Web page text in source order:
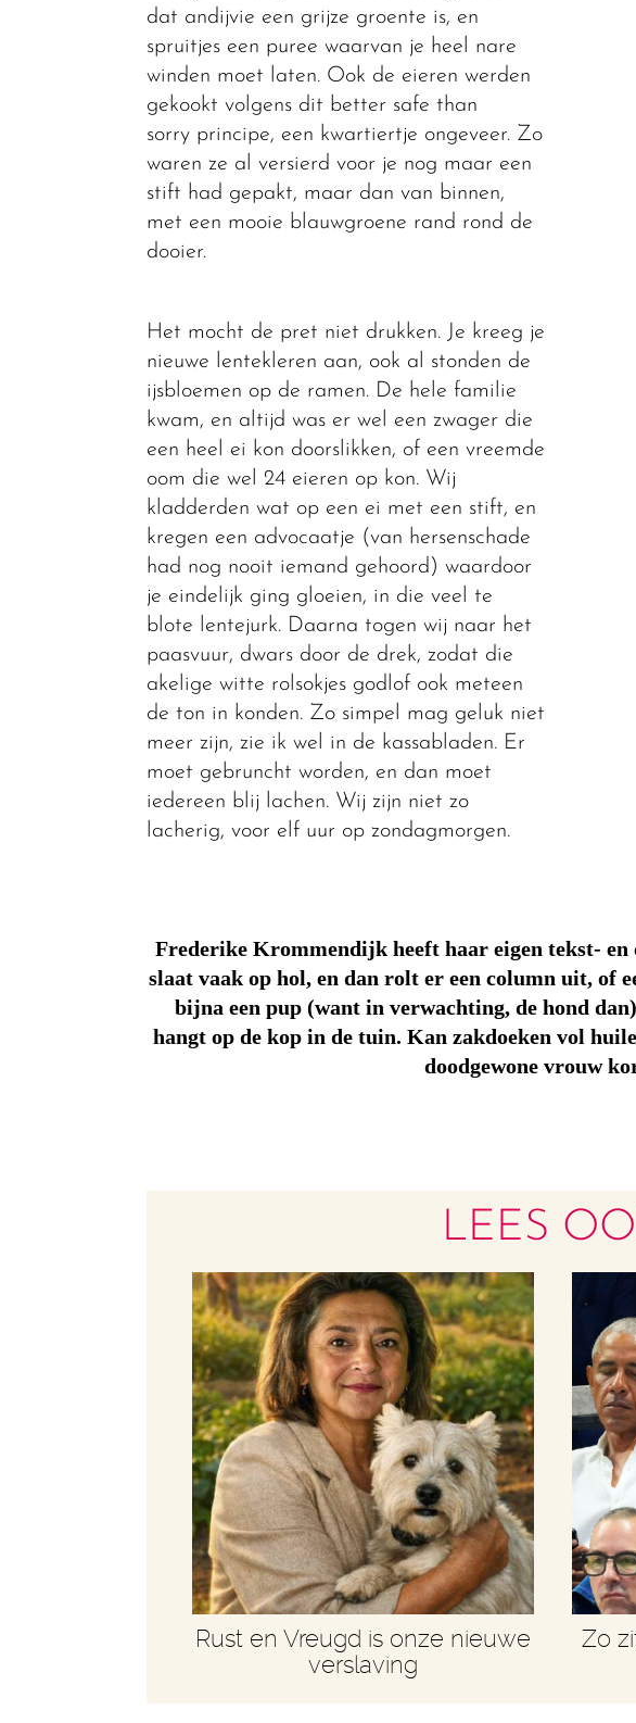
dat andijvie een grijze groente is, en
spruitjes een puree waarvan je heel nare
winden moet laten. Ook de eieren werden
gekookt volgens dit better safe than
sorry principe, een kwartiertje ongeveer. Zo
waren ze al versierd voor je nog maar een
stift had gepakt, maar dan van binnen,
met een mooie blauwgroene rand rond de
dooier.
Het mocht de pret niet drukken. Je kreeg je
nieuwe lentekleren aan, ook al stonden de
ijsbloemen op de ramen. De hele familie
kwam, en altijd was er wel een zwager die
een heel ei kon doorslikken, of een vreemde
oom die wel 24 eieren op kon. Wij
kladderden wat op een ei met een stift, en
kregen een advocaatje (van hersenschade
had nog nooit iemand gehoord) waardoor
je eindelijk ging gloeien, in die veel te
blote lentejurk. Daarna togen wij naar het
paasvuur, dwars door de drek, zodat die
akelige witte rolsokjes godlof ook meteen
de ton in konden. Zo simpel mag geluk niet
meer zijn, zie ik wel in de kassabladen. Er
moet gebruncht worden, en dan moet
iedereen blij lachen. Wij zijn niet zo
lacherig, voor elf uur op zondagmorgen.
Frederike Krommendijk heeft haar eigen tekst-
slaat vaak op hol, en dan rolt er een column uit, of
bijna een pup (want in verwachting, de hond
hangt op de kop in de tuin. Kan zakdoeken vol
doodgewone vrouw
LEES
Rust en Vreugd is onze nieuwe
verslaving
Zo